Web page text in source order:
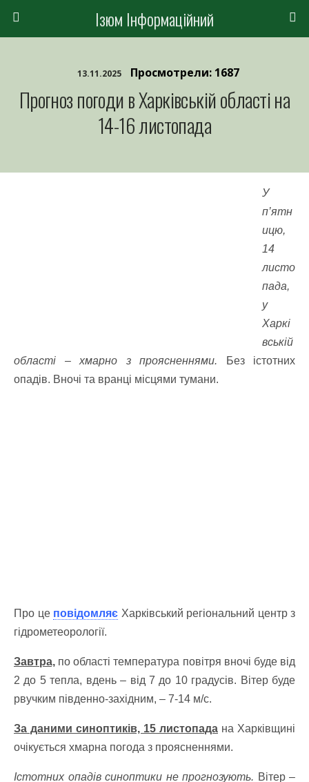
Ізюм Інформаційний
13.11.2025 Просмотрели: 1687
Прогноз погоди в Харківській області на
14-16 листопада
У
п’ятн
ицю,
14
листо
пада,
у
Харкі
вській
області – хмарно з проясненнями. Без істотних
опадів. Вночі та вранці місцями тумани.
Про це повідомляє Харківський регіональний центр з
гідрометеорології.
Завтра, по області температура повітря вночі буде від
2 до 5 тепла, вдень – від 7 до 10 градусів. Вітер буде
рвучким південно-західним, – 7-14 м/с.
За даними синоптиків, 15 листопада на Харківщині
очікується хмарна погода з проясненнями.
Істотних опадів синоптики не прогнозують. Вітер –